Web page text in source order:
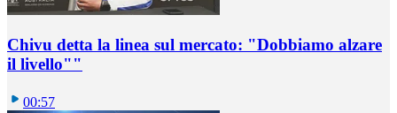
Chivu detta la linea sul mercato: "Dobbiamo alzare
il livello""
00:57